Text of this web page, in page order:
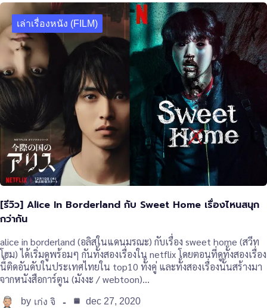
เล่าเรื่องหนัง (FILM)
[รีวิว] Alice In Borderland กับ Sweet Home เรื่องไหนสนุก
กว่ากัน
alice in borderland (อลิสในแดนมรณะ) กับเรื่อง sweet home (สวีท
โฮม) ได้เริ่มดูพร้อมๆ กันทั้งสองเรื่องใน netflix โดยตอนที่ดูทั้งสองเรื่อง
นี้ติดอันดับในประเทศไทยใน top10 ทั้งคู่ และทั้งสองเรื่องนั้นสร้างมา
จากหนังสือการ์ตูน (มังงะ / webtoon)…
by เก่ง จิ dec 27, 2020